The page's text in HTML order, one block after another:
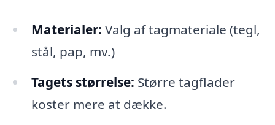
Materialer: Valg af tagmateriale (tegl,
stål, pap, mv.)
Tagets størrelse: Større tagflader
koster mere at dække.